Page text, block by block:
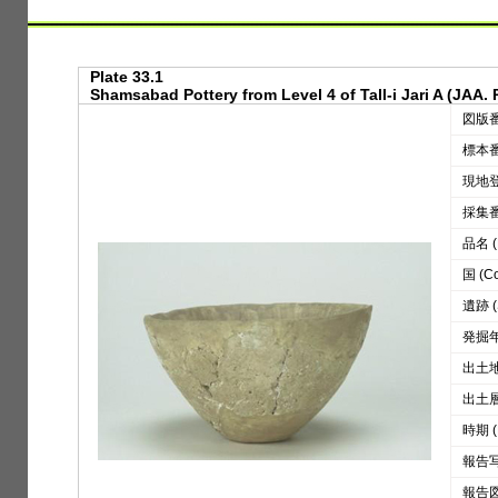
Plate 33.1
Shamsabad Pottery from Level 4 of Tall-i Jari A (JAA.
図版
標本
現地
採集
品名
国
遺跡
発掘
出土
出土
時期
報告
報告